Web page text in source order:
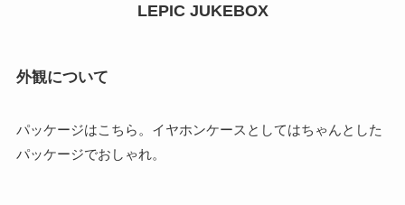
LEPIC JUKEBOX
外観について
パッケージはこちら。イヤホンケースとしてはちゃんとした
パッケージでおしゃれ。